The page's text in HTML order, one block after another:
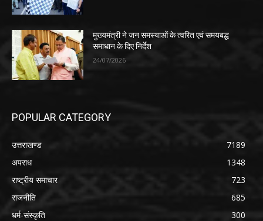
मुख्यमंत्री ने जन समस्याओं के त्वरित एवं समयबद्ध
समाधान के दिए निर्देश
24/07/2026
POPULAR CATEGORY
उत्तराखण्ड
7189
अपराध
1348
राष्ट्रीय समाचार
723
राजनीति
685
धर्म-संस्कृति
300